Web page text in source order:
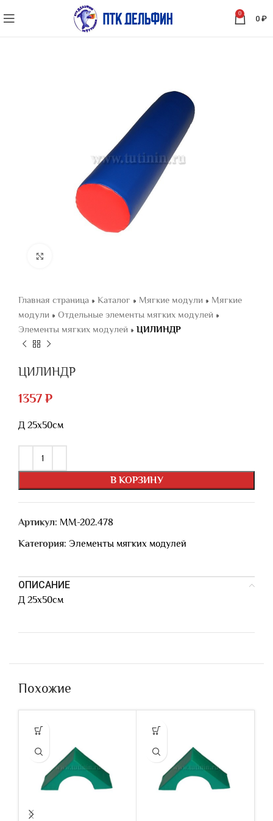
0
0 ₽
Главная страница » Каталог » Мягкие модули » Мягкие
модули » Отдельные элементы мягких модулей »
Элементы мягких модулей » ЦИЛИНДР
ЦИЛИНДР
1357 ₽
Д 25х50см
В КОРЗИНУ
Артикул: ММ-202.478
Категория: Элементы мягких модулей
ОПИСАНИЕ
Д 25х50см
Похожие